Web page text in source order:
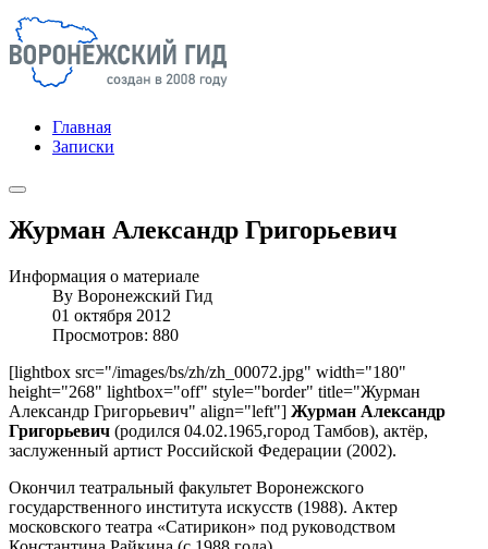
Главная
Записки
Журман Александр Григорьевич
Информация о материале
By Воронежский Гид
01 октября 2012
Просмотров: 880
[lightbox src="/images/bs/zh/zh_00072.jpg" width="180"
height="268" lightbox="off" style="border" title="Журман
Александр Григорьевич" align="left"] Журман Александр
Григорьевич (родился 04.02.1965,город Тамбов), актёр,
заслуженный артист Российской Федерации (2002).
Окончил театральный факультет Воронежского
государственного института искусств (1988). Актер
московского театра «Сатирикон» под руководством